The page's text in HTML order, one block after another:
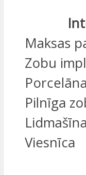
Maksas
Zobu
Pilnīga
Viesnīca